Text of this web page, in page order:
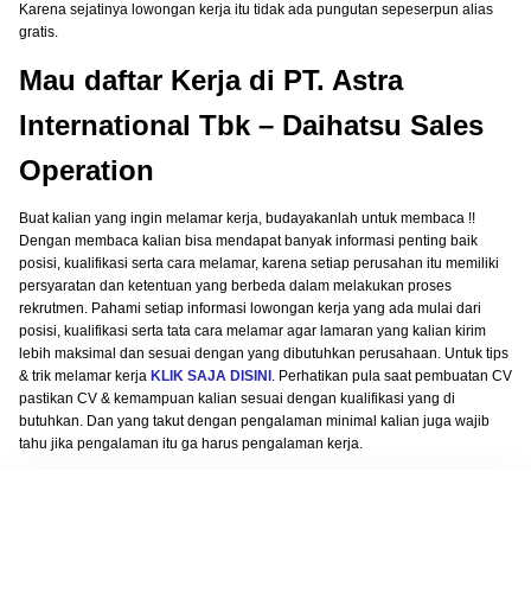
Karena sejatinya lowongan kerja itu tidak ada pungutan sepeserpun alias
gratis.
Mau daftar Kerja di PT. Astra
International Tbk – Daihatsu Sales
Operation
Buat kalian yang ingin melamar kerja, budayakanlah untuk membaca !!
Dengan membaca kalian bisa mendapat banyak informasi penting baik
posisi, kualifikasi serta cara melamar, karena setiap perusahan itu memiliki
persyaratan dan ketentuan yang berbeda dalam melakukan proses
rekrutmen. Pahami setiap informasi lowongan kerja yang ada mulai dari
posisi, kualifikasi serta tata cara melamar agar lamaran yang kalian kirim
lebih maksimal dan sesuai dengan yang dibutuhkan perusahaan. Untuk tips
& trik melamar kerja KLIK SAJA DISINI . Perhatikan pula saat pembuatan CV
pastikan CV & kemampuan kalian sesuai dengan kualifikasi yang di
butuhkan. Dan yang takut dengan pengalaman minimal kalian juga wajib
tahu jika pengalaman itu ga harus pengalaman kerja.